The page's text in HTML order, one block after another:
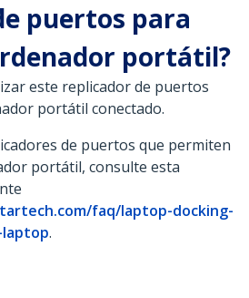
puertos para
portátil?
este replicador de puertos
portátil conectado.
de puertos que permiten
portátil, consulte esta
faq/laptop-docking-
.